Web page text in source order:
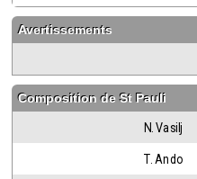
Avertissements
Composition deSt Pauli
N. Vasilj
T. Ando